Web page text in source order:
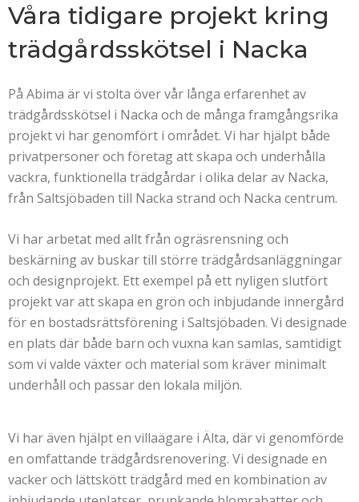
Våra tidigare projekt kring
trädgårdsskötsel i Nacka
På Abima är vi stolta över vår långa erfarenhet av
trädgårdsskötsel i Nacka och de många framgångsrika
projekt vi har genomfört i området. Vi har hjälpt både
privatpersoner och företag att skapa och underhålla
vackra, funktionella trädgårdar i olika delar av Nacka,
från Saltsjöbaden till Nacka strand och Nacka centrum.
Vi har arbetat med allt från ogräsrensning och
beskärning av buskar till större trädgårdsanläggningar
och designprojekt. Ett exempel på ett nyligen slutfört
projekt var att skapa en grön och inbjudande innergård
för en bostadsrättsförening i Saltsjöbaden. Vi designade
en plats där både barn och vuxna kan samlas, samtidigt
som vi valde växter och material som kräver minimalt
underhåll och passar den lokala miljön.
Vi har även hjälpt en villaägare i Älta, där vi genomförde
en omfattande trädgårdsrenovering. Vi designade en
vacker och lättskött trädgård med en kombination av